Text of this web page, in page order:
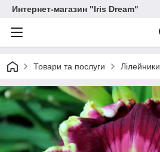
Интернет-магазин "Iris Dream"
Товари та послуги Лілейники